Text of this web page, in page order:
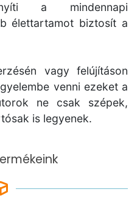
a mindennapi
élettartamot biztosít a
vagy felújításon
venni ezeket a
ne csak szépek,
is legyenek.